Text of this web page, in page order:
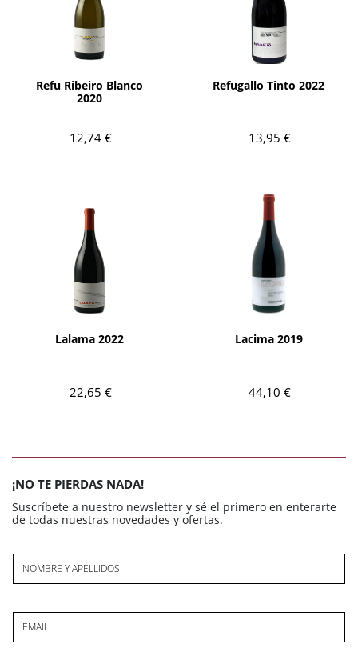
Refu Ribeiro Blanco
2020
12,74 €
AÑADIR
Refugallo Tinto 2022
13,95 €
AÑADIR
Lalama 2022
22,65 €
AÑADIR
Lacima 2019
44,10 €
AÑADIR
¡NO TE PIERDAS NADA!
Suscríbete a nuestro newsletter y sé el primero en enterarte
de todas nuestras novedades y ofertas.
NOMBRE Y APELLIDOS
EMAIL